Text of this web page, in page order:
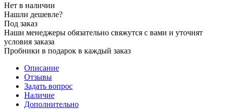
Нет в наличии
Нашли дешевле?
Под заказ
Наши менеджеры обязательно свяжутся с вами и уточнят
условия заказа
Пробники в подарок в каждый заказ
Описание
Отзывы
Задать вопрос
Наличие
Дополнительно